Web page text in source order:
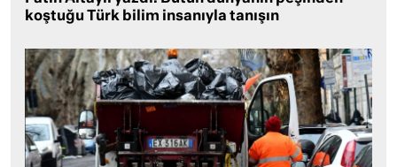
koştuğu Türk bilim insanıyla tanışın